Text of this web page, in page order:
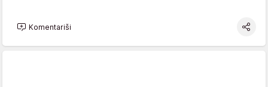
Komentariši